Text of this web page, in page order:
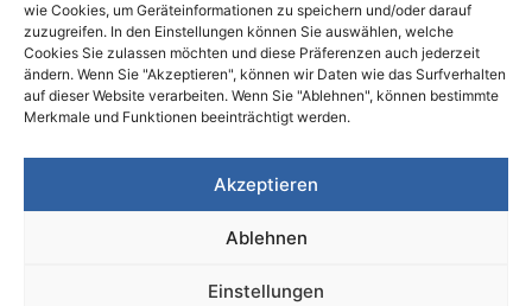
wie Cookies, um Geräteinformationen zu speichern und/oder darauf
zuzugreifen. In den Einstellungen können Sie auswählen, welche
Cookies Sie zulassen möchten und diese Präferenzen auch jederzeit
ändern. Wenn Sie "Akzeptieren", können wir Daten wie das Surfverhalten
auf dieser Website verarbeiten. Wenn Sie "Ablehnen", können bestimmte
Merkmale und Funktionen beeinträchtigt werden.
Akzeptieren
Ablehnen
Einstellungen
AGBs
Formblatt
LINKS
Datenschutz